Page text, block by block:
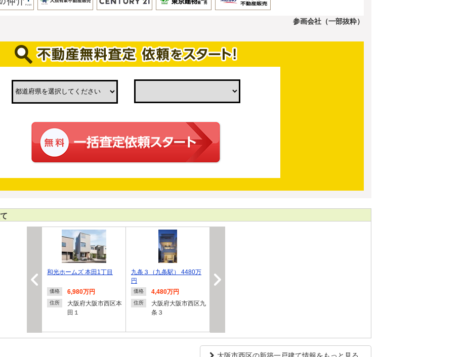
参画会社（一部抜粋）
和光ホームズ 本田1丁目
価格 6,980万円
住所
大阪府大阪市西区本
田１
九条３（九条駅） 4480万
円
価格 4,480万円
住所
大阪府大阪市西区九
条３
大阪市西区の新築一戸建て情報をもっと見る